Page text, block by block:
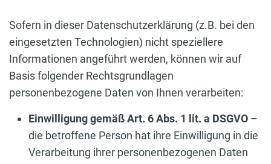
Sofern in dieser Datenschutzerklärung (z.B. bei den
eingesetzten Technologien) nicht speziellere
Informationen angeführt werden, können wir auf
Basis folgender Rechtsgrundlagen
personenbezogene Daten von Ihnen verarbeiten:
Einwilligung gemäß Art. 6 Abs. 1 lit. a DSGVO –
die betroffene Person hat ihre Einwilligung in die
Verarbeitung ihrer personenbezogenen Daten